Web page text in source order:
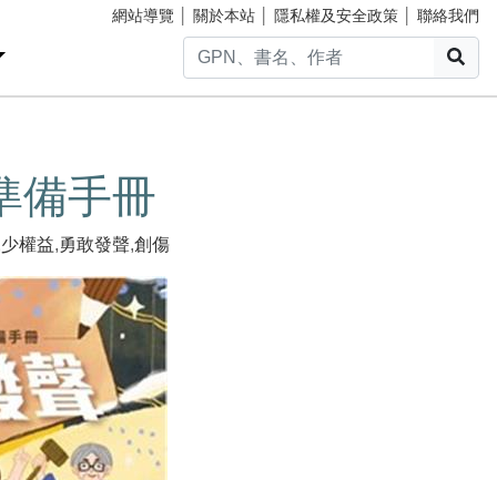
網站導覽 關於本站 隱私權及安全政策 聯絡我們
備手冊
權益,勇敢發聲,創傷